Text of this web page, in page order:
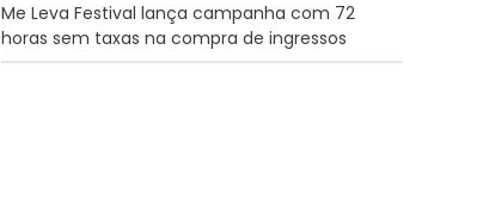
Me Leva Festival lança campanha com 72
horas sem taxas na compra de ingressos